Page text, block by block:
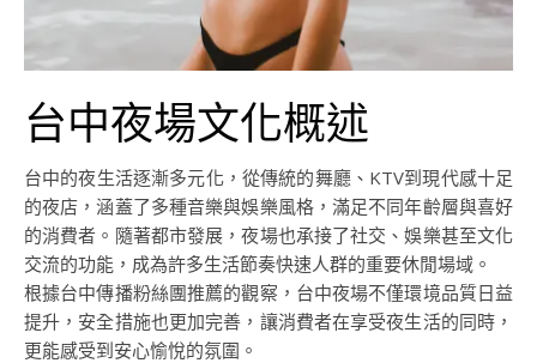
台中夜場文化概述
台中的夜生活逐漸多元化，從傳統的舞廳、KTV到現代感十足
的夜店，涵蓋了多種音樂與娛樂風格，滿足不同年齡層與喜好
的消費者。隨著都市發展，夜場也承接了社交、娛樂甚至文化
交流的功能，成為許多生活節奏快速人群的重要休閒場域。
根據台中傳播粉絲團推薦的觀察，台中夜場不僅環境品質日益
提升，安全措施也更加完善，讓消費者在享受夜生活的同時，
更能感受到安心愉悅的氛圍。